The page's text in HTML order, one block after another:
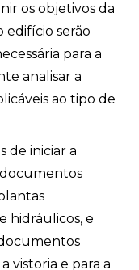
os objetivos da
edifício serão
para a
analisar a
ao tipo de
de iniciar a
hidráulicos, e
vistoria e para a